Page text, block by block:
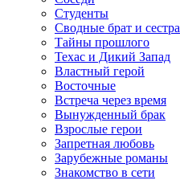
Студенты
Сводные брат и сестра
Тайны прошлого
Техас и Дикий Запад
Властный герой
Восточные
Встреча через время
Вынужденный брак
Взрослые герои
Запретная любовь
Зарубежные романы
Знакомство в сети